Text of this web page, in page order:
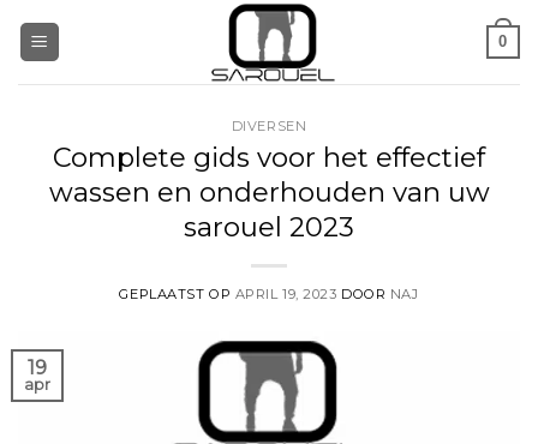
naar
0
DIVERSEN
Complete gids voor het effectief
wassen en onderhouden van uw
sarouel 2023
GEPLAATST OP APRIL 19, 2023 DOOR NAJ
19
apr